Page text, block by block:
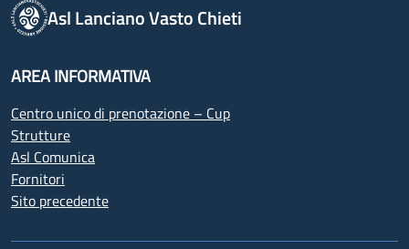
Asl Lanciano Vasto Chieti
AREA INFORMATIVA
Centro unico di prenotazione – Cup
Strutture
Asl Comunica
Fornitori
Sito precedente